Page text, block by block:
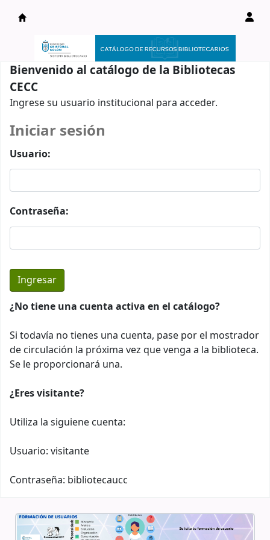
Catálogo en línea
Bienvenido al catálogo de la Bibliotecas
CECC
Ingrese su usuario institucional para acceder.
Iniciar sesión
Usuario:
Contraseña:
¿No tiene una cuenta activa en el catálogo?
Si todavía no tienes una cuenta, pase por el mostrador
de circulación la próxima vez que venga a la biblioteca.
Se le proporcionará una.
¿Eres visitante?
Utiliza la siguiene cuenta:
Usuario: visitante
Contraseña: bibliotecaucc